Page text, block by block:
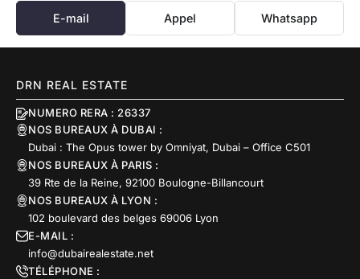
E-mail Appel Whatsapp
DRN REAL ESTATE
NUMERO RERA : 26337
NOS BUREAUX À DUBAI :
Dubai : The Opus tower by Omniyat, Dubai – Office C501
NOS BUREAUX À PARIS :
39 Rte de la Reine, 92100 Boulogne-Billancourt
NOS BUREAUX À LYON :
102 boulevard des belges 69006 Lyon
E-MAIL :
info@dubairealestate.net
TÉLÉPHONE :